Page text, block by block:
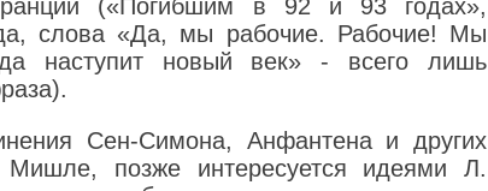
(«Погибшим в 92 и 93 годах»,
слова «Да, мы рабочие. Рабочие! Мы
наступит новый век» - всего лишь
Сен-Симона, Анфантена и других
Мишле, позже интересуется идеями Л.